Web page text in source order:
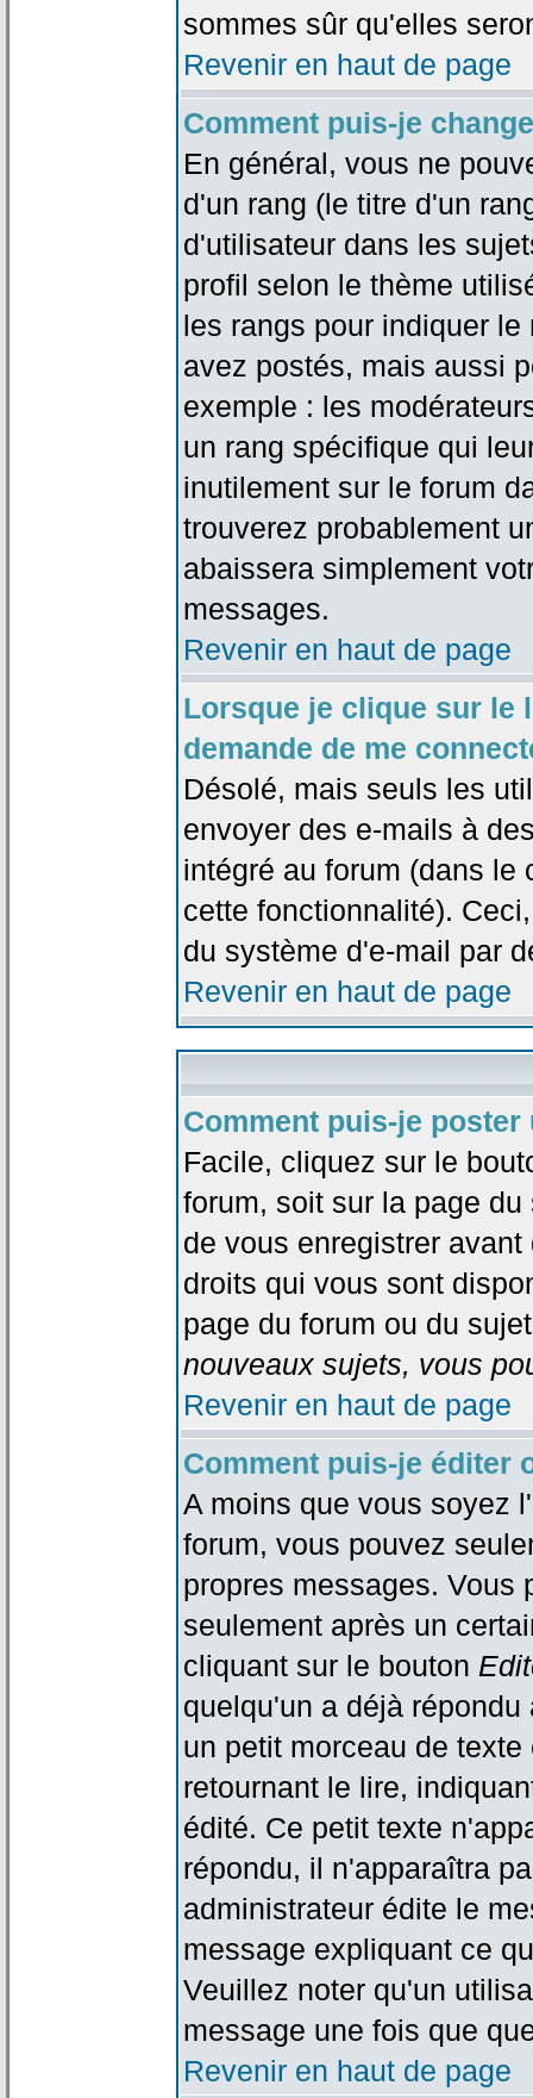
sommes sûr qu'elles
Revenir en haut de page
Comment puis-je
En général, vous ne
d'un rang (le titre d'un
d'utilisateur dans les
profil selon le thème
les rangs pour indiquer
avez postés, mais aussi
exemple : les
un rang spécifique qui
inutilement sur le forum
trouverez probablement
abaissera simplement
messages.
Revenir en haut de page
Lorsque je clique sur le
demande de me
Désolé, mais seuls les
envoyer des e-mails à
intégré au forum (dans le
cette fonctionnalité).
du système d'e-mail par
Revenir en haut de page
Comment puis-je
Facile, cliquez sur le
forum, soit sur la page
de vous enregistrer
droits qui vous sont
page du forum ou du
nouveaux sujets, vous
Revenir en haut de page
Comment puis-je éditer
A moins que vous soyez
forum, vous pouvez
propres messages. Vous
seulement après un
cliquant sur le bouton
quelqu'un a déjà
un petit morceau de
retournant le lire,
édité. Ce petit texte
répondu, il n'apparaîtra
administrateur édite le
message expliquant ce
Veuillez noter qu'un
message une fois que
Revenir en haut de page